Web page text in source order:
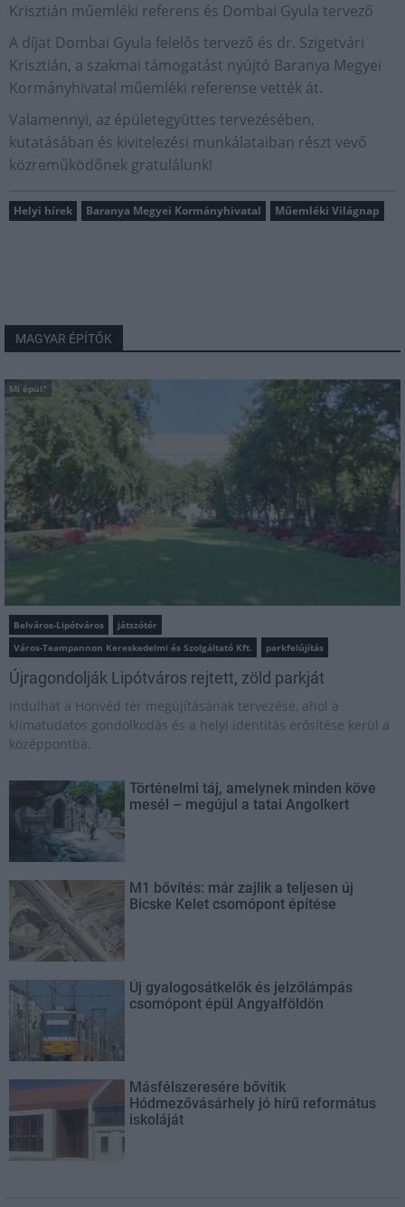
Krisztián műemléki referens és Dombai Gyula tervező
A díjat Dombai Gyula felelős tervező és dr. Szigetvári
Krisztián, a szakmai támogatást nyújtó Baranya Megyei
Kormányhivatal műemléki referense vették át.
Valamennyi, az épületegyüttes tervezésében,
kutatásában és kivitelezési munkálataiban részt vevő
közreműködőnek gratulálunk!
Helyi hírek Baranya Megyei Kormányhivatal Műemléki Világnap
MAGYAR ÉPÍTŐK
Mi épül?
Belváros-Lipótváros
játszótér
Város-Teampannon Kereskedelmi és Szolgáltató Kft.
parkfelújítás
Újragondolják Lipótváros rejtett, zöld parkját
Indulhat a Honvéd tér megújításának tervezése, ahol a
klímatudatos gondolkodás és a helyi identitás erősítése kerül a
középpontba.
Történelmi táj, amelynek minden köve
mesél – megújul a tatai Angolkert
M1 bővítés: már zajlik a teljesen új
Bicske Kelet csomópont építése
Új gyalogosátkelők és jelzőlámpás
csomópont épül Angyalföldön
Másfélszeresére bővítik
Hódmezővásárhely jó hírű református
iskoláját